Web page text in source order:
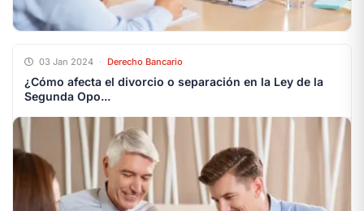
03 Jan 2024 · Derecho Bancario
¿Cómo afecta el divorcio o separación en la Ley de la
Segunda Opo...